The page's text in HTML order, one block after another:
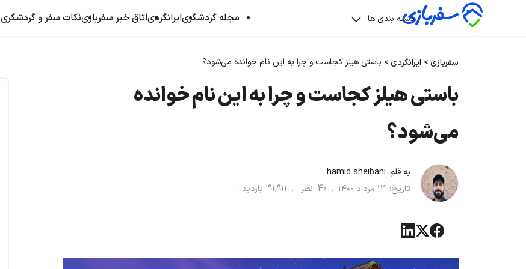
دسته بندی ها مجله گردشگریایرانگردیاتاق خبر سفربازینکات سفر و گردشگری
سفربازی> ایرانگردی> باستی هیلز کجاست و چرا به این نام خوانده می‌شود؟
باستی هیلز کجاست و چرا به این نام خوانده
می‌شود؟
به قلم: hamid sheibani
تاریخ: ۱۲ مرداد ۱۴۰۰ .
40 نظر . 91,911 بازدید .